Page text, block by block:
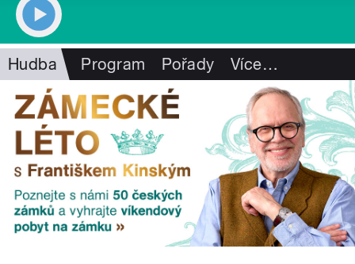
Hudba Program Pořady Více…